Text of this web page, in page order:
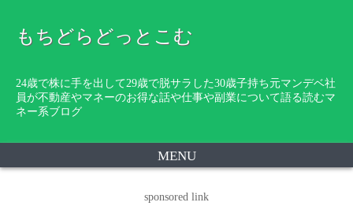
もちどらどっとこむ
24歳で株に手を出して29歳で脱サラした30歳子持ち元マンデベ社
員が不動産やマネーのお得な話や仕事や副業について語る読むマ
ネー系ブログ
MENU
sponsored link